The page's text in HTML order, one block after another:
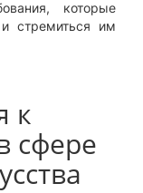
которые
стремиться им
к
сфере